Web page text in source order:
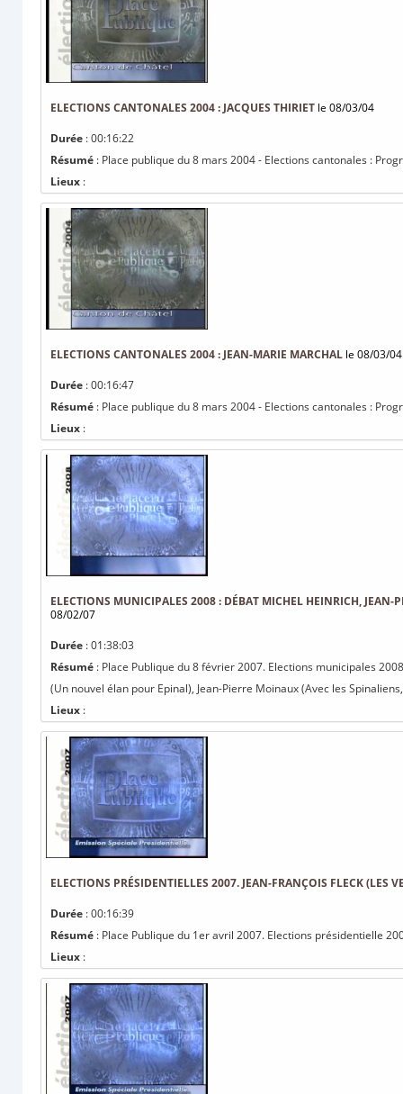
ELECTIONS CANTONALES 2004 : JACQUES THIRIET le 08/03/04
Durée : 00:16:22
Résumé : Place publique du 8 mars 2004 - Elections cantonales :
Lieux :
ELECTIONS CANTONALES 2004 : JEAN-MARIE MARCHAL le 08/03/04
Durée : 00:16:47
Résumé : Place publique du 8 mars 2004 - Elections cantonales :
Lieux :
ELECTIONS MUNICIPALES 2008 : DÉBAT MICHEL HEINRICH,
08/02/07
Durée : 01:38:03
Résumé : Place Publique du 8 février 2007. Elections municipales
(Un nouvel élan pour Epinal), Jean-Pierre Moinaux (Avec les
Lieux :
ELECTIONS PRÉSIDENTIELLES 2007. JEAN-FRANÇOIS FLECK (LES
Durée : 00:16:39
Résumé : Place Publique du 1er avril 2007. Elections présidentielle
Lieux :